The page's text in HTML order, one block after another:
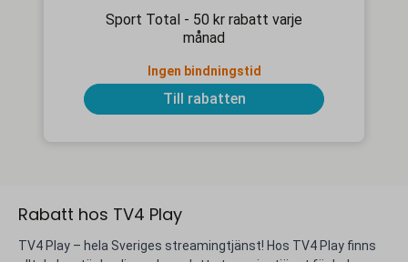
Sport Total - 50 kr rabatt varje
månad
Ingen bindningstid
Till rabatten
Rabatt hos TV4 Play
TV4 Play – hela Sveriges streamingtjänst! Hos TV4 Play finns